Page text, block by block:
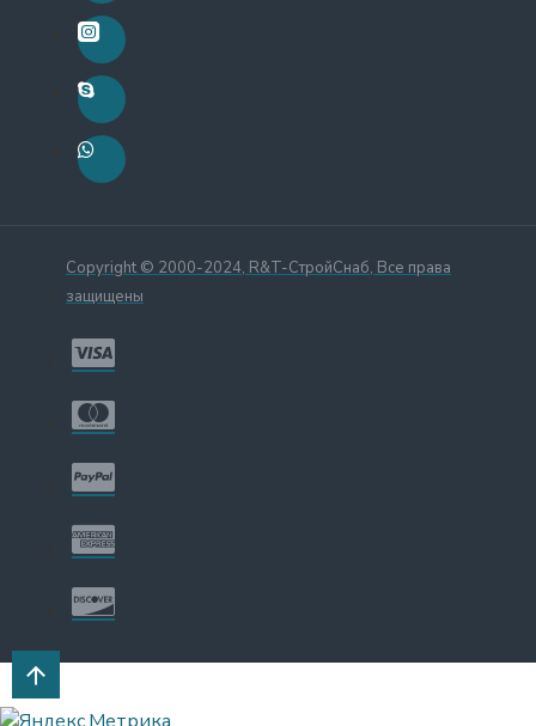
Copyright © 2000-2024, R&T-СтройСнаб, Все права
защищены